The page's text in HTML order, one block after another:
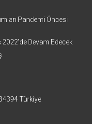
Pandemi Öncesi
2022’de Devam Edecek
Türkiye